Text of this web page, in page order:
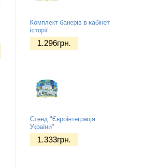
Комплект банерів в кабінет
історії
1.296грн.
Стенд "Євроінтеграція
України"
1.333грн.